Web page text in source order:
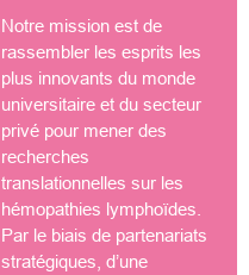
Notre mission est de
rassembler les esprits les
plus innovants du monde
universitaire et du secteur
privé pour mener des
recherches
translationnelles sur les
hémopathies lymphoïdes.
Par le biais de partenariats
stratégiques, d’une